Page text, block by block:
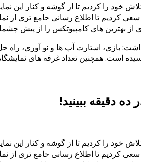
پایان رسید و ما تمام تلاش خود را کردیم تا از
سعی کردیم تا اطلاع رسانی جامع تری
پایان رسید و ما تمام تلاش خود را کردیم تا از
سعی کردیم تا اطلاع رسانی جامع تری